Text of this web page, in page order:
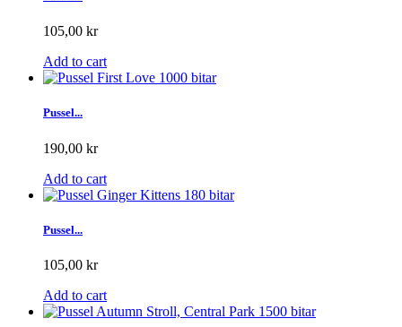
105,00 kr
Add to cart
Pussel...
190,00 kr
Add to cart
Pussel...
105,00 kr
Add to cart